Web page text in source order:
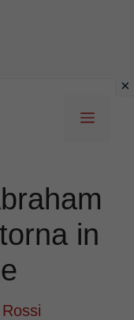
Menu
in